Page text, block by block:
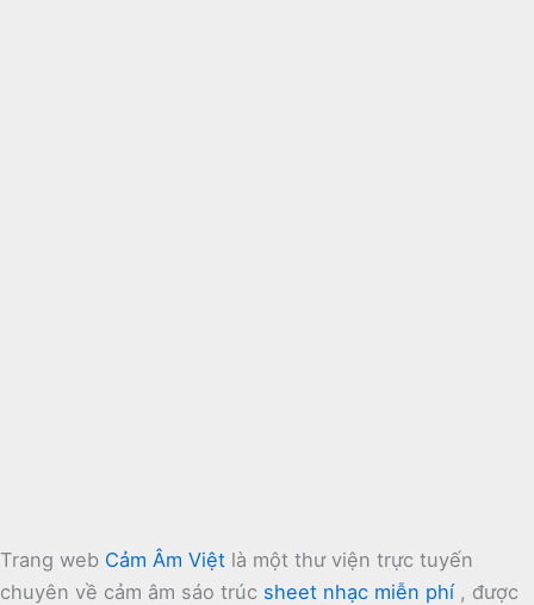
Trang web Cảm Âm Việt là một thư viện trực tuyến
chuyên về cảm âm sáo trúc sheet nhạc miễn phí , được